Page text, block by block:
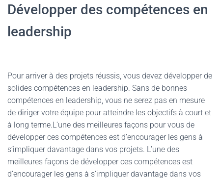
Développer des compétences en
leadership
Pour arriver à des projets réussis, vous devez développer de
solides compétences en leadership. Sans de bonnes
compétences en leadership, vous ne serez pas en mesure
de diriger votre équipe pour atteindre les objectifs à court et
à long terme.L’une des meilleures façons pour vous de
développer ces compétences est d’encourager les gens à
s’impliquer davantage dans vos projets. L’une des
meilleures façons de développer ces compétences est
d’encourager les gens à s’impliquer davantage dans vos